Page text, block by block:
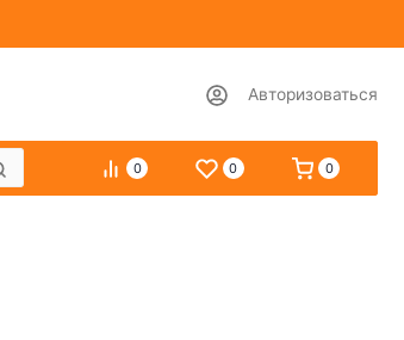
Авторизоваться
0 0 0